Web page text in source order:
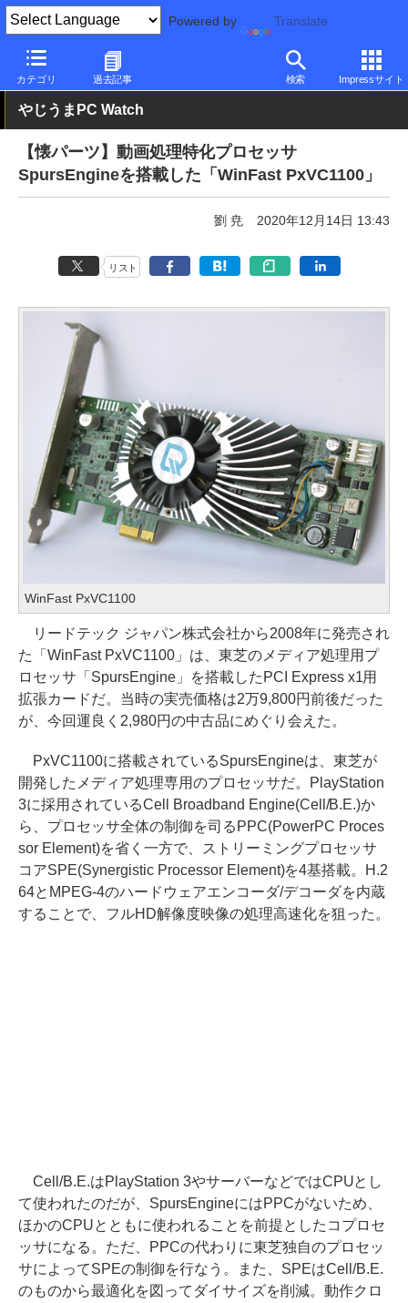
Powered by Translate
カテゴリ 過去記事 検索 Impressサイト
PC Watch 半導体/周辺機器 拡張カード
やじうまPC Watch
【懐パーツ】動画処理特化プロセッサ
SpursEngineを搭載した「WinFast PxVC1100」
劉 尭 2020年12月14日 13:43
リスト
WinFast PxVC1100
リードテック ジャパン株式会社から2008年に発売され
た「WinFast PxVC1100」は、東芝のメディア処理用プ
ロセッサ「SpursEngine」を搭載したPCI Express x1用
拡張カードだ。当時の実売価格は2万9,800円前後だった
が、今回運良く2,980円の中古品にめぐり会えた。
PxVC1100に搭載されているSpursEngineは、東芝が
開発したメディア処理専用のプロセッサだ。PlayStation
3に採用されているCell Broadband Engine(Cell/B.E.)か
ら、プロセッサ全体の制御を司るPPC(PowerPC Proces
sor Element)を省く一方で、ストリーミングプロセッサ
コアSPE(Synergistic Processor Element)を4基搭載。H.2
64とMPEG-4のハードウェアエンコーダ/デコーダを内蔵
することで、フルHD解像度映像の処理高速化を狙った。
Cell/B.E.はPlayStation 3やサーバーなどではCPUとし
て使われたのだが、SpursEngineにはPPCがないため、
ほかのCPUとともに使われることを前提としたコプロセ
ッサになる。ただ、PPCの代わりに東芝独自のプロセッ
サによってSPEの制御を行なう。また、SPEはCell/B.E.
のものから最適化を図ってダイサイズを削減。動作クロ